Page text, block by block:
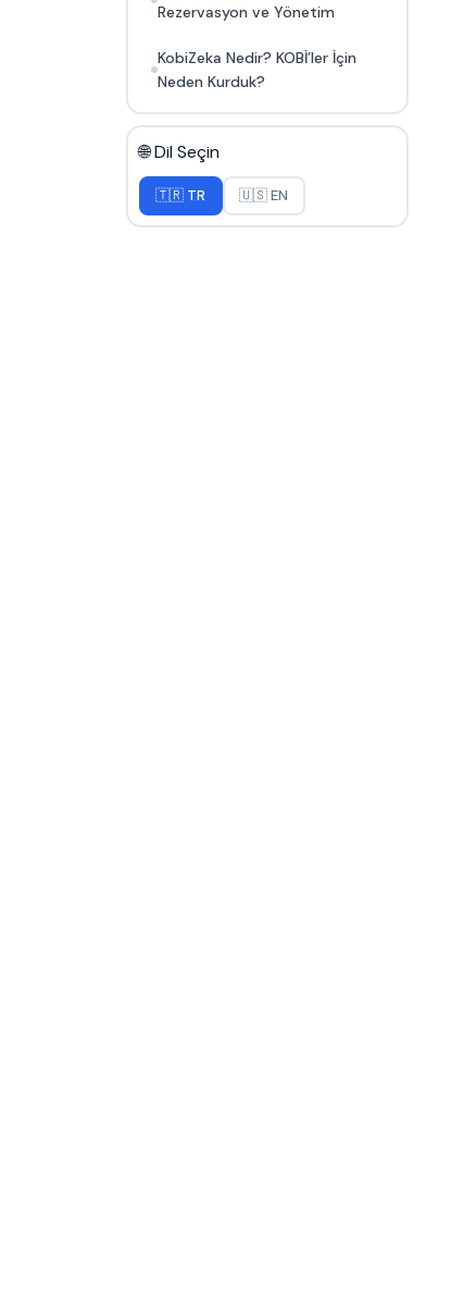
Rezervasyon ve Yönetim
KobiZeka Nedir? KOBİ’ler İçin
Neden Kurduk?
🌐 Dil Seçin
🇹🇷 TR 🇺🇸 EN